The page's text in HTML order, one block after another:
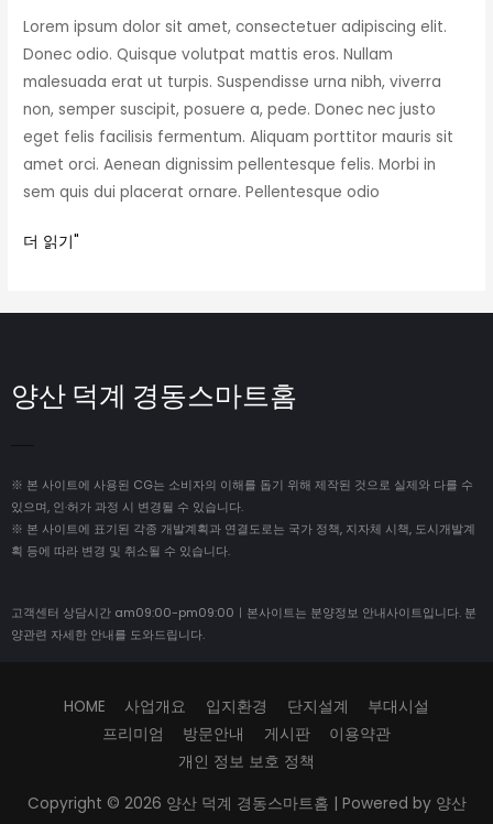
Lorem ipsum dolor sit amet, consectetuer adipiscing elit.
Donec odio. Quisque volutpat mattis eros. Nullam
malesuada erat ut turpis. Suspendisse urna nibh, viverra
non, semper suscipit, posuere a, pede. Donec nec justo
eget felis facilisis fermentum. Aliquam porttitor mauris sit
amet orci. Aenean dignissim pellentesque felis. Morbi in
sem quis dui placerat ornare. Pellentesque odio
더 읽기"
양산 덕계 경동스마트홈
※ 본 사이트에 사용된 CG는 소비자의 이해를 돕기 위해 제작된 것으로 실제와 다를 수
있으며, 인·허가 과정 시 변경될 수 있습니다.
※ 본 사이트에 표기된 각종 개발계획과 연결도로는 국가 정책, 지자체 시책, 도시개발계
획 등에 따라 변경 및 취소될 수 있습니다.
고객센터 상담시간 am09:00-pm09:00ㅣ본사이트는 분양정보 안내사이트입니다. 분
양관련 자세한 안내를 도와드립니다.
HOME 사업개요 입지환경 단지설계
부대시설
프리미엄
방문안내 게시판
이용약관
개인 정보 보호 정책
Copyright © 2026 양산 덕계 경동스마트홈 | Powered by 양산